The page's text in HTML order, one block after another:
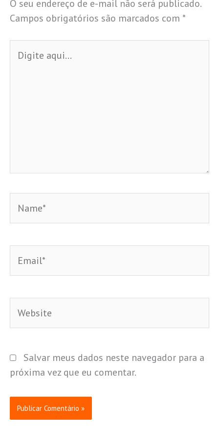
O seu endereço de e-mail não será publicado.
Campos obrigatórios são marcados com *
aqui...
Salvar meus dados neste navegador para a
próxima vez que eu comentar.